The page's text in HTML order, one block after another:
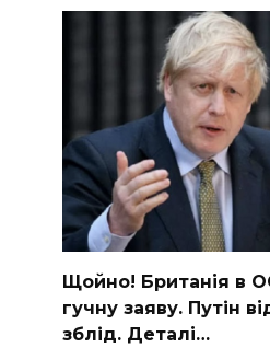
Щoйно! Бpитанія в
гучну заяву. Путiн
зблiд. Дeталі…